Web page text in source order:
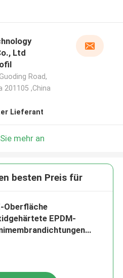
Ltd
Road,
201105 ,China
Lieferant
mehr an
besten Preis für
Oberfläche
EPDM-